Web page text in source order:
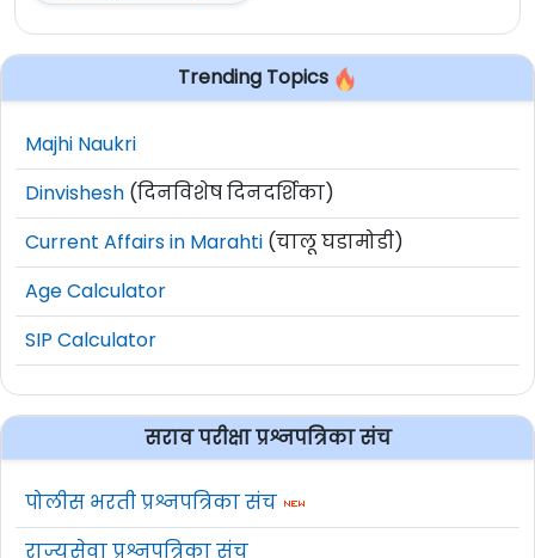
Trending Topics
Majhi Naukri
Dinvishesh (दिनविशेष दिनदर्शिका)
Current Affairs in Marahti (चालू घडामोडी)
Age Calculator
SIP Calculator
सराव परीक्षा प्रश्नपत्रिका संच
पोलीस भरती प्रश्नपत्रिका संच
राज्यसेवा प्रश्नपत्रिका संच